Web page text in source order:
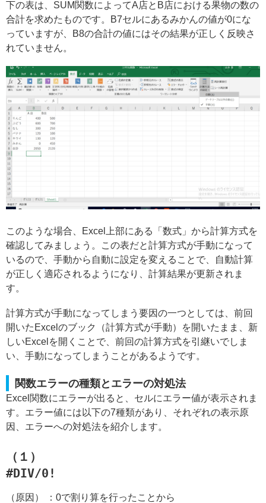
下の表は、SUM関数によってA店とB店における果物の数の
合計を求めたものです。B7セルにあるみかんの値が0にな
っていますが、B8の合計の値にはその結果が正しく反映さ
れていません。
このような場合、Excel上部にある「数式」から計算方式を
確認してみましょう。この表だと計算方式が手動になって
いるので、手動から自動に設定を変えることで、自動計算
が正しく適応されるようになり、計算結果が更新されま
す。
計算方式が手動になってしまう要因の一つとしては、前回
開いたExcelのブック（計算方式が手動）を開いたまま、新
しいExcelを開くことで、前回の計算方式を引継いでしま
い、手動になってしまうことがあるようです。
関数エラーの種類とエラーの対処法
Excel関数にエラーが出ると、セルにエラー値が表示されま
す。エラー値には以下の7種類があり、それぞれの表示原
因、エラーへの対処法を紹介します。
（１）
#DIV/0!
（原因） ：0で割り算を行ったことから